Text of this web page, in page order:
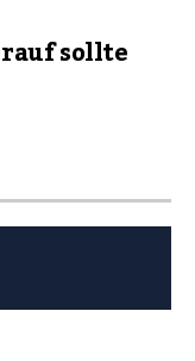
sollte